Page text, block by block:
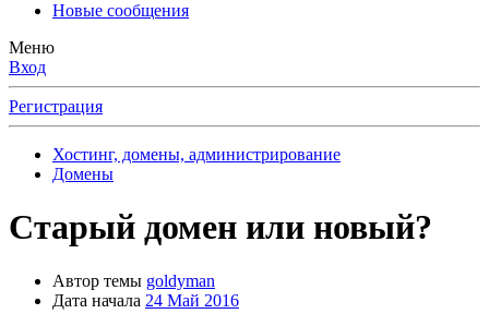
Новые сообщения
Меню
Вход
Регистрация
Хостинг, домены, администрирование
Домены
Старый домен или новый?
Автор темы goldyman
Дата начала 24 Май 2016